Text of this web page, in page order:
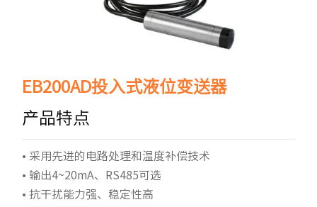
EB200AD投入式液位变送器
产品特点
• 采用先进的电路处理和温度补偿技术
• 输出4~20mA、RS485可选
• 抗干扰能力强、稳定性高